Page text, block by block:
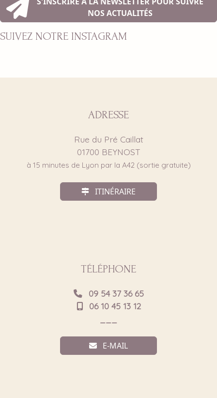
NOS ACTUALITÉS
SUIVEZ NOTRE INSTAGRAM
ADRESSE
Rue du Pré Caillat
01700 BEYNOST
à 15 minutes de Lyon par la A42 (sortie gratuite)
ITINÉRAIRE
TÉLÉPHONE
09 54 37 36 65
06 10 45 13 12
E-MAIL